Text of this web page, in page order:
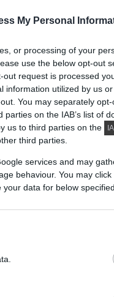
My Personal
or processing of your
use the below opt-out
request is processed
information utilized by us
You may separately
on the IAB’s list of
us to third parties on the
third parties.
services and may
behaviour. You may
data for below